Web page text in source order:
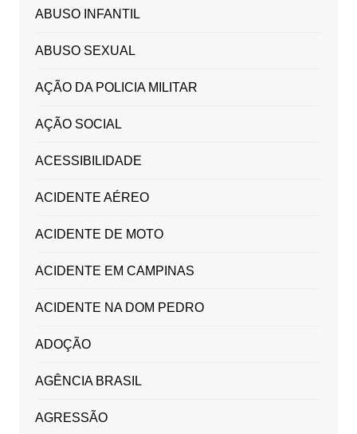
ABUSO INFANTIL
ABUSO SEXUAL
AÇÃO DA POLICIA MILITAR
AÇÃO SOCIAL
ACESSIBILIDADE
ACIDENTE AÉREO
ACIDENTE DE MOTO
ACIDENTE EM CAMPINAS
ACIDENTE NA DOM PEDRO
ADOÇÃO
AGÊNCIA BRASIL
AGRESSÃO